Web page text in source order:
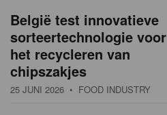
België test innovatieve
sorteertechnologie voor
het recycleren van
chipszakjes
25 JUNI 2026 • FOOD INDUSTRY